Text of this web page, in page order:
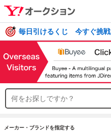
毎日引けるくじ 今すぐ挑戦
メーカー・ブランドを指定する